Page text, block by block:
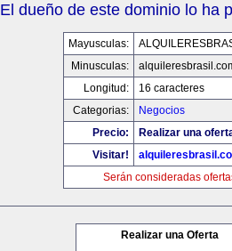
El dueño de este dominio lo ha
Mayusculas:
Minusculas:
Longitud:
16 caracteres
Categorias:
Negocios
Precio:
Realizar una
Visitar!
Serán consideradas
Realizar una Oferta